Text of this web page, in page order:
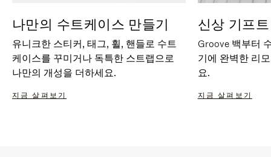
나만의 수트케이스 만들기
유니크한 스티커, 태그, 휠, 핸들로 수트
케이스를 꾸미거나 독특한 스트랩으로
나만의 개성을 더하세요.
지금 살펴보기
신상 기프
Groove 백부터
기에 완벽한 리
요.
지금 살펴보기